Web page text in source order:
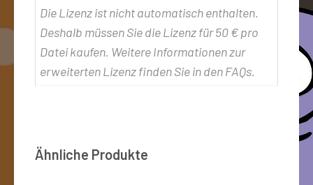
Die Lizenz ist nicht automatisch enthalten.
Deshalb müssen Sie die Lizenz für 50 € pro
Datei kaufen. Weitere Informationen zur
erweiterten Lizenz finden Sie in den FAQs.
Ähnliche Produkte